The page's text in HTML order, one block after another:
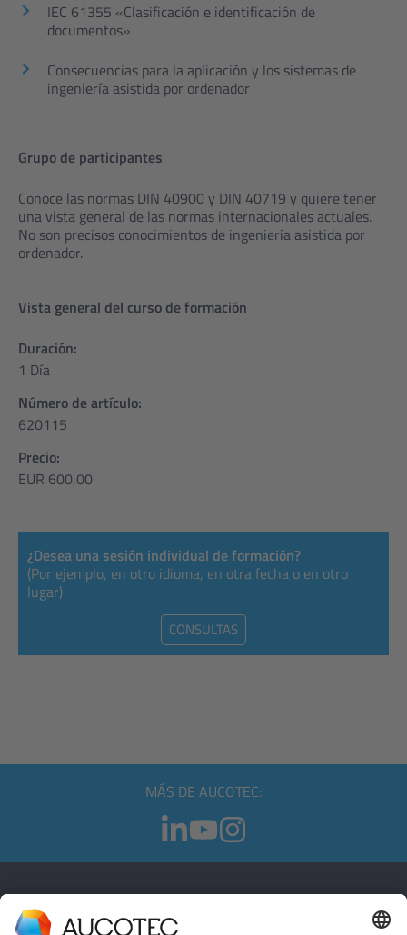
IEC 61355 «Clasificación e identificación de
documentos»
Consecuencias para la aplicación y los sistemas de
ingeniería asistida por ordenador
Grupo de participantes
Conoce las normas DIN 40900 y DIN 40719 y quiere tener
una vista general de las normas internacionales actuales.
No son precisos conocimientos de ingeniería asistida por
ordenador.
Vista general del curso de formación
Duración:
1 Día
Número de artículo:
620115
Precio:
EUR 600,00
¿Desea una sesión individual de formación?
(Por ejemplo, en otro idioma, en otra fecha o en otro
lugar)
CONSULTAS
MÁS DE AUCOTEC:
CONTACTO